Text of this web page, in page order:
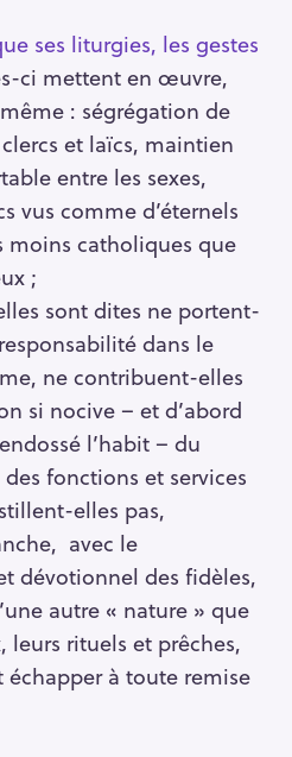
ses liturgies, les gestes
ci mettent en œuvre,
: ségrégation de
et laïcs, maintien
entre les sexes,
vus comme d’éternels
moins catholiques que
;
sont dites ne portent-
dans le
ne contribuent-elles
si nocive – et d’abord
l’habit – du
fonctions et services
elles pas,
avec le
dévotionnel des fidèles,
autre « nature » que
leurs rituels et prêches,
à toute remise